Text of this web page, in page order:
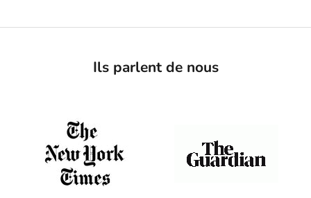
Ils parlent de nous